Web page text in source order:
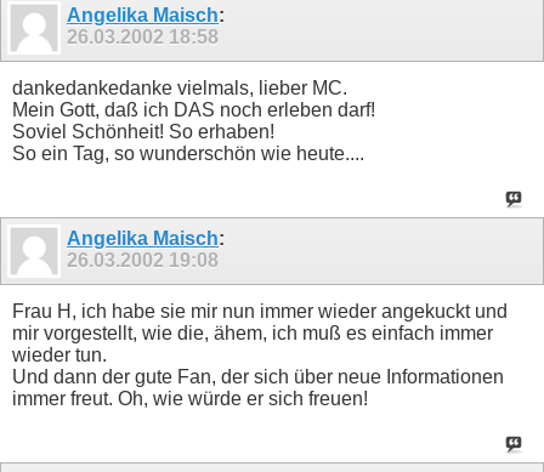
Angelika Maisch:
26.03.2002 18:58
dankedankedanke vielmals, lieber MC.
Mein Gott, daß ich DAS noch erleben darf!
Soviel Schönheit! So erhaben!
So ein Tag, so wunderschön wie heute....
Angelika Maisch:
26.03.2002 19:08
Frau H, ich habe sie mir nun immer wieder angekuckt und
mir vorgestellt, wie die, ähem, ich muß es einfach immer
wieder tun.
Und dann der gute Fan, der sich über neue Informationen
immer freut. Oh, wie würde er sich freuen!